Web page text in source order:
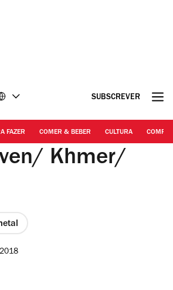
SUBSCREVER
FAZER COMER & BEBER CULTURA
Khmer/